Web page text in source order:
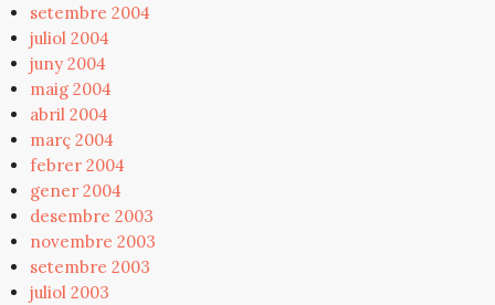
setembre 2004
juliol 2004
juny 2004
maig 2004
abril 2004
març 2004
febrer 2004
gener 2004
desembre 2003
novembre 2003
setembre 2003
juliol 2003